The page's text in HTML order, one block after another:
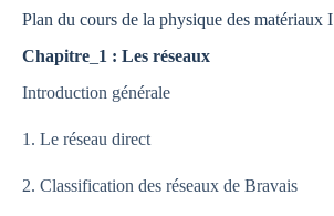
Plan du cours de la physique des matériaux I
Chapitre 1 : Les réseaux
Introduction générale
1. Le réseau direct
2. Classification des réseaux de Bravais